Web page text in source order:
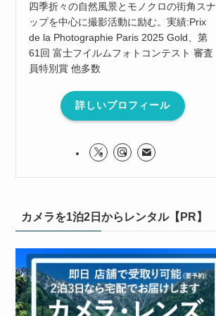
四季折々の自然風景とモノクロの街角スナ
ップを中心に撮影活動に励む。実績:Prix
de la Photographie Paris 2025 Gold、第
61回 富士フイルムフォトコンテスト 審査
員特別賞 他多数
詳しいプロフィール
カメラを1泊2日からレンタル【PR】